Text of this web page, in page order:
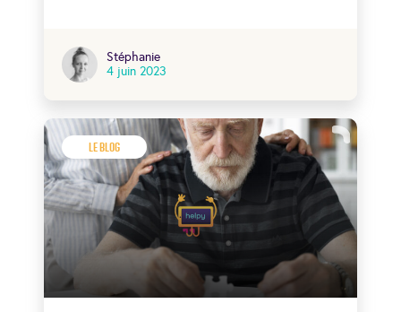
Stéphanie
4 juin 2023
Le Blog